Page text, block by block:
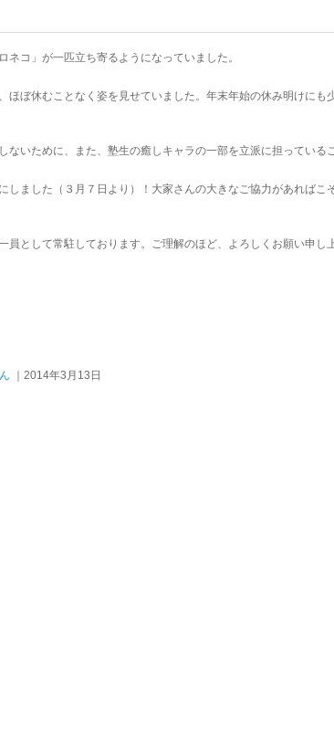
ネコ」が一匹立ち寄るようになっていました。
ほぼ休むことなく姿を見せていました。年末年始の休み明けにも
ないために、また、塾生の癒しキャラの一部を立派に担っている
しました（３月７日より）！大家さんの大きなご協力があればこ
員として常駐しております。ご理解のほど、よろしくお願い申し
｜2014年3月13日